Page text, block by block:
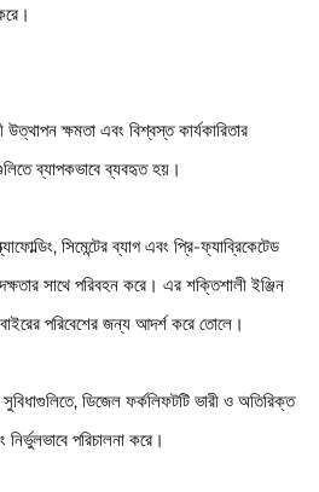
ক্ষমতা এবং বিশ্বস্ত কার্যকারিতার
ব্যাপকভাবে ব্যবহৃত হয়।
সিমেন্টের ব্যাগ এবং প্রি-ফ্যাব্রিকেটেড
সাথে পরিবহন করে। এর শক্তিশালী ইঞ্জিন
পরিবেশের জন্য আদর্শ করে তোলে।
ডিজেল ফর্কলিফটটি ভারী ও অতিরিক্ত
পরিচালনা করে।